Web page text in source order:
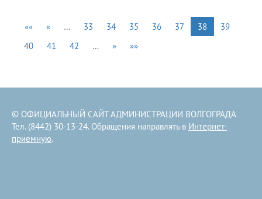
«« « … 33 34 35 36 37 38
39
40
41 42 … » »»
© ОФИЦИАЛЬНЫЙ САЙТ АДМИНИСТРАЦИИ ВОЛГОГРАДА
Тел. (8442) 30-13-24. Обращения направлять в Интернет-
приемную.